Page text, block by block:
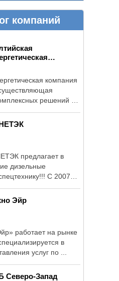
компаний
компания
решений в
предлагает в
дизельные
С 2007
Эйр
работает на рынке
в
услуг по ...
Северо-Запад